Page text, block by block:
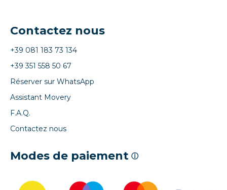
Contactez nous
+39 081 183 73 134
+39 351 558 50 67
Réserver sur WhatsApp
Assistant Movery
F.A.Q.
Contactez nous
Modes de paiement ⓘ